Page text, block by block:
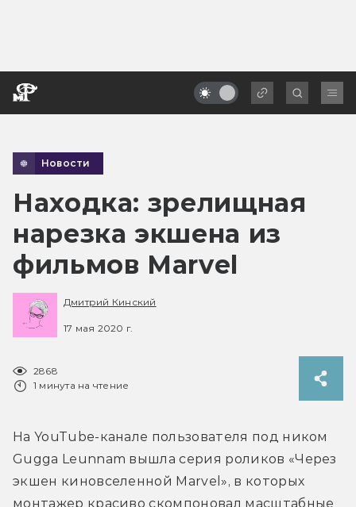
Новости
Находка: зрелищная
нарезка экшена из
фильмов Marvel
Дмитрий Кинский
17 мая 2020 г.
2868
1 минута на чтение
На YouTube-канале пользователя под ником
Gugga Leunnam вышла серия роликов «Через
экшен киновселенной Marvel», в которых
монтажер красиво скомпоновал масштабные